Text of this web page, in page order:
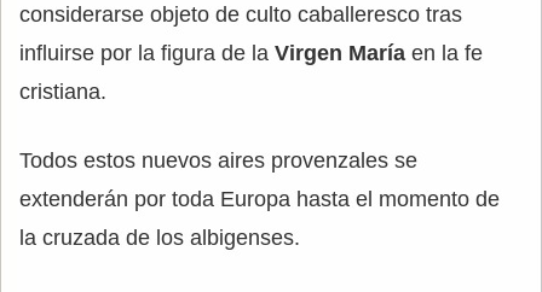
considerarse objeto de culto caballeresco tras
influirse por la figura de la Virgen María en la fe
cristiana.
Todos estos nuevos aires provenzales se
extenderán por toda Europa hasta el momento de
la cruzada de los albigenses.